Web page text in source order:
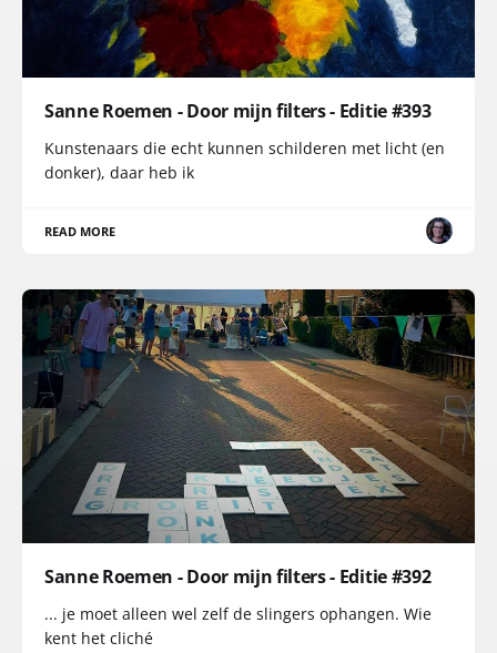
Sanne Roemen - Door mijn filters - Editie #393
Kunstenaars die echt kunnen schilderen met licht (en
donker), daar heb ik
READ MORE
Sanne Roemen - Door mijn filters - Editie #392
... je moet alleen wel zelf de slingers ophangen. Wie
kent het cliché